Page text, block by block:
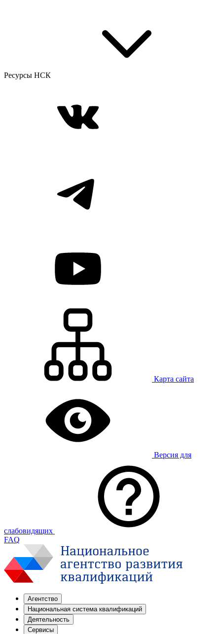
Ресурсы НСК
Карта сайта
Версия для
слабовидящих
FAQ
Агентство
Национальная система квалификаций
Деятельность
Сервисы